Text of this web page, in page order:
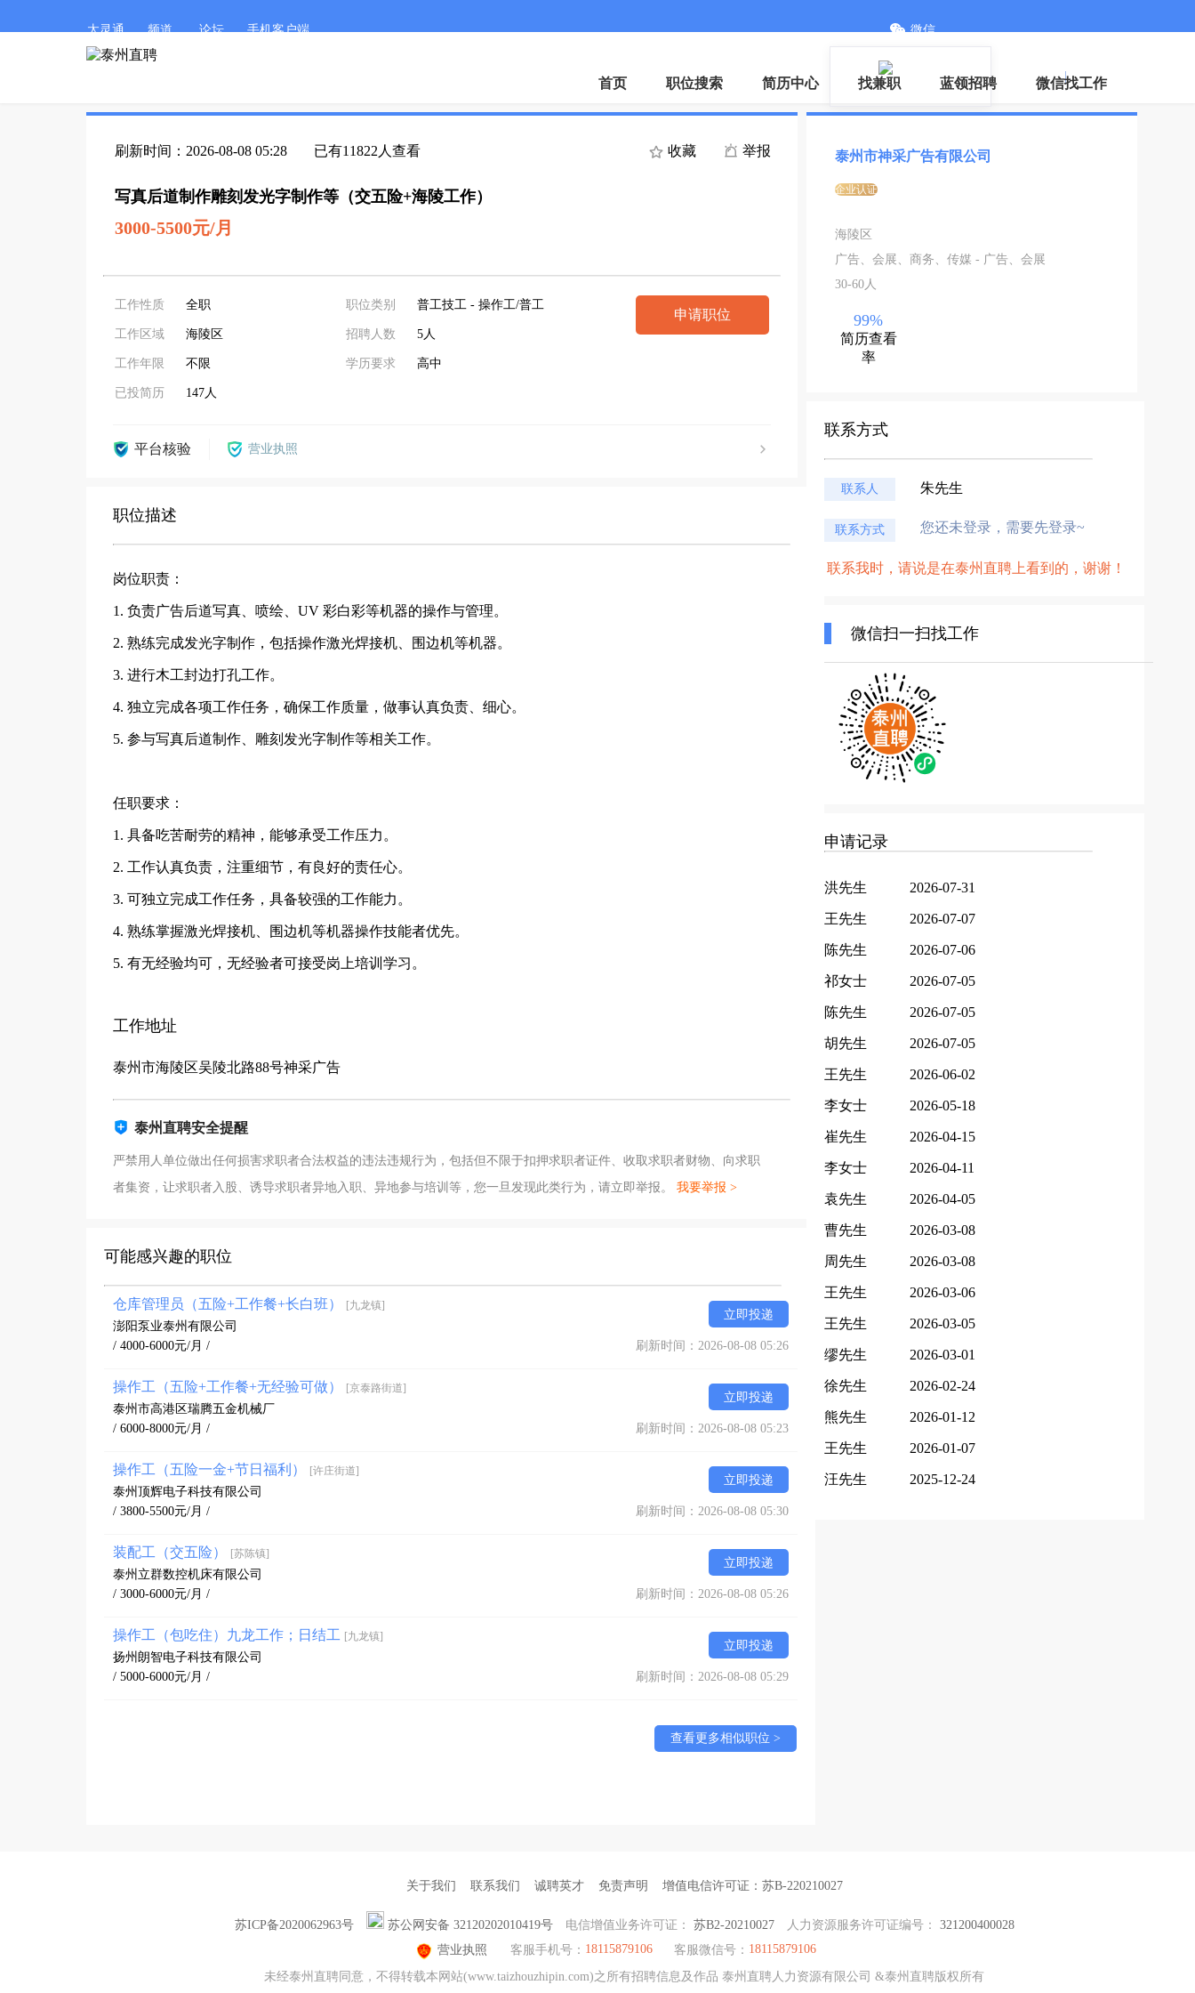
太灵通 频道 论坛 手机客户端 微信
登录|注册
首页 职位搜索 简历中心 找兼职 蓝领招聘 微信找工作
刷新时间：2026-08-08 05:28 已有11822人查看 收藏 举报
写真后道制作雕刻发光字制作等（交五险+海陵工作）
3000-5500元/月
工作性质 全职
工作区域 海陵区
工作年限 不限
已投简历 147人
职位类别 普工技工 - 操作工/普工
招聘人数 5人
学历要求 高中
申请职位
平台核验 营业执照
职位描述
岗位职责：
1. 负责广告后道写真、喷绘、UV 彩白彩等机器的操作与管理。
2. 熟练完成发光字制作，包括操作激光焊接机、围边机等机器。
3. 进行木工封边打孔工作。
4. 独立完成各项工作任务，确保工作质量，做事认真负责、细心。
5. 参与写真后道制作、雕刻发光字制作等相关工作。
任职要求：
1. 具备吃苦耐劳的精神，能够承受工作压力。
2. 工作认真负责，注重细节，有良好的责任心。
3. 可独立完成工作任务，具备较强的工作能力。
4. 熟练掌握激光焊接机、围边机等机器操作技能者优先。
5. 有无经验均可，无经验者可接受岗上培训学习。
工作地址
泰州市海陵区吴陵北路88号神采广告
泰州直聘安全提醒
严禁用人单位做出任何损害求职者合法权益的违法违规行为，包括但不限于扣押求职者证件、收取求职者财物、向求职
者集资，让求职者入股、诱导求职者异地入职、异地参与培训等，您一旦发现此类行为，请立即举报。 我要举报 >
可能感兴趣的职位
仓库管理员（五险+工作餐+长白班） [九龙镇]
立即投递
澎阳泵业泰州有限公司
/ 4000-6000元/月 /
刷新时间：2026-08-08 05:26
操作工（五险+工作餐+无经验可做） [京泰路街道]
立即投递
泰州市高港区瑞腾五金机械厂
/ 6000-8000元/月 /
刷新时间：2026-08-08 05:23
操作工（五险一金+节日福利） [许庄街道]
立即投递
泰州顶辉电子科技有限公司
/ 3800-5500元/月 /
刷新时间：2026-08-08 05:30
装配工（交五险） [苏陈镇]
立即投递
泰州立群数控机床有限公司
/ 3000-6000元/月 /
刷新时间：2026-08-08 05:26
操作工（包吃住）九龙工作；日结工 [九龙镇]
立即投递
扬州朗智电子科技有限公司
/ 5000-6000元/月 /
刷新时间：2026-08-08 05:29
查看更多相似职位 >
泰州市神采广告有限公司
企业认证
海陵区
广告、会展、商务、传媒 - 广告、会展
30-60人
99%
简历查看
率
联系方式
联系人 朱先生
联系方式 您还未登录，需要先登录~
联系我时，请说是在泰州直聘上看到的，谢谢！
微信扫一扫找工作
申请记录
洪先生 2026-07-31
王先生 2026-07-07
陈先生 2026-07-06
祁女士 2026-07-05
陈先生 2026-07-05
胡先生 2026-07-05
王先生 2026-06-02
李女士 2026-05-18
崔先生 2026-04-15
李女士 2026-04-11
袁先生 2026-04-05
曹先生 2026-03-08
周先生 2026-03-08
王先生 2026-03-06
王先生 2026-03-05
缪先生 2026-03-01
徐先生 2026-02-24
熊先生 2026-01-12
王先生 2026-01-07
汪先生 2025-12-24
关于我们 联系我们 诚聘英才 免责声明 增值电信许可证：苏B-220210027
苏ICP备2020062963号 苏公网安备 32120202010419号 电信增值业务许可证： 苏B2-20210027 人力资源服务许可证编号： 321200400028
营业执照
客服手机号： 18115879106 客服微信号： 18115879106
未经泰州直聘同意，不得转载本网站(www.taizhouzhipin.com)之所有招聘信息及作品 泰州直聘人力资源有限公司 &泰州直聘版权所有